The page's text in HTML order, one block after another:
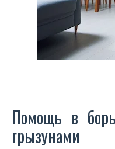
Помощь в
грызунами